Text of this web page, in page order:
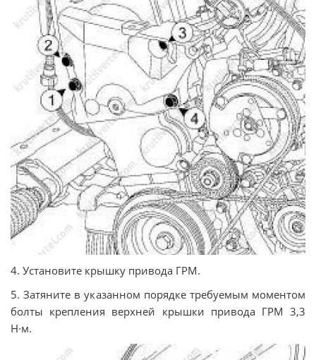
4. Установите крышку привода ГРМ.
5. Затяните в указанном порядке требуемым моментом
болты крепления верхней крышки привода ГРМ 3,3
Н·м.